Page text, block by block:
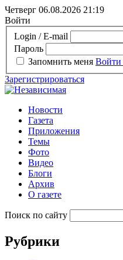
Четверг 06.08.2026 21:19
Войти
Login / E-mail
Пароль
Запомнить меня Войти
Зарегистрироваться
Новости
Газета
Приложения
Темы
Фото
Видео
Блоги
Архив
О газете
Поиск по сайту
Рубрики